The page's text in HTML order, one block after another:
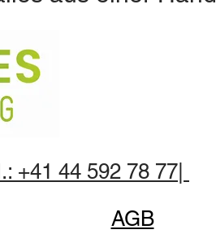
44 592 78 77|
AGB